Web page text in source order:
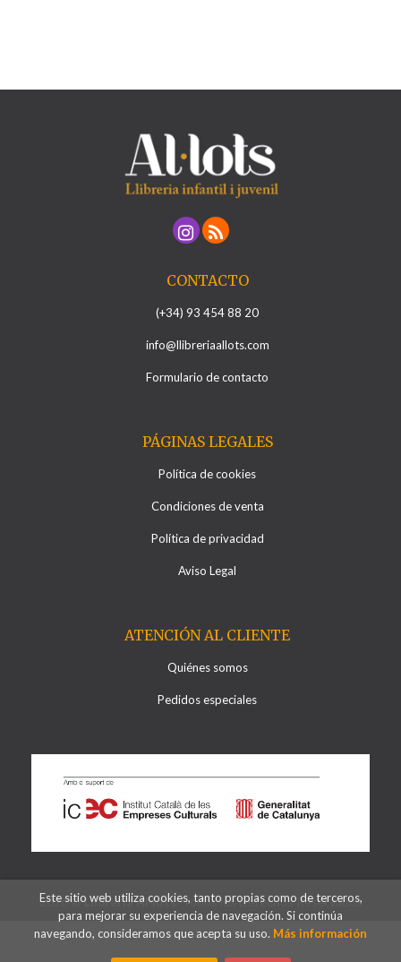
CONTACTO
(+34) 93 454 88 20
info@llibreriaallots.com
Formulario de contacto
PÁGINAS LEGALES
Política de cookies
Condiciones de venta
Política de privacidad
Aviso Legal
ATENCIÓN AL CLIENTE
Quiénes somos
Pedidos especiales
2026 ©Llibreria Al·lots. Todos los Derechos Reservados
Este sitio web utiliza cookies, tanto propias como de terceros,
para mejorar su experiencia de navegación. Si continúa
navegando, consideramos que acepta su uso. Más información